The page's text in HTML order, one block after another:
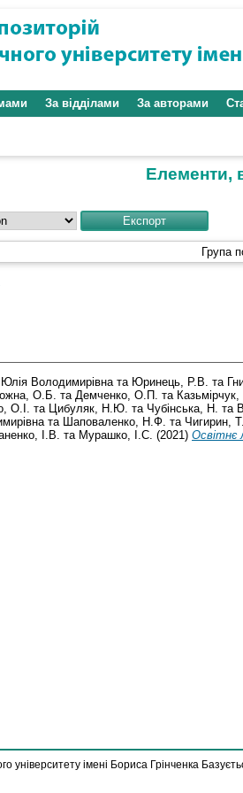
За відділами За авторами
Елементи,
Група
Володимирівна та Юринець, Р.В. та
О.Б. та Демченко, О.П. та
О.І. та Цибуляк, Н.Ю. та Чубінська, Н. та
та Шаповаленко, Н.Ф. та Чигирин,
І.В. та Мурашко, І.С. (2021) Освітнє
університету імені Бориса Грінченка